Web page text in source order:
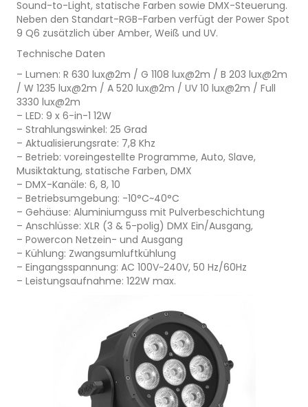
Sound-to-Light, statische Farben sowie DMX-Steuerung.
Neben den Standart-RGB-Farben verfügt der Power Spot
9 Q6 zusätzlich über Amber, Weiß und UV.
Technische Daten
– Lumen: R 630 lux@2m / G 1108 lux@2m / B 203 lux@2m
/ W 1235 lux@2m / A 520 lux@2m / UV 10 lux@2m / Full
3330 lux@2m
– LED: 9 x 6-in-1 12W
– Strahlungswinkel: 25 Grad
– Aktualisierungsrate: 7,8 Khz
– Betrieb: voreingestellte Programme, Auto, Slave,
Musiktaktung, statische Farben, DMX
– DMX-Kanäle: 6, 8, 10
– Betriebsumgebung: -10°C~40°C
– Gehäuse: Aluminiumguss mit Pulverbeschichtung
– Anschlüsse: XLR (3 & 5-polig) DMX Ein/Ausgang,
– Powercon Netzein- und Ausgang
– Kühlung: Zwangsumluftkühlung
– Eingangsspannung: AC 100V~240V, 50 Hz/60Hz
– Leistungsaufnahme: 122W max.